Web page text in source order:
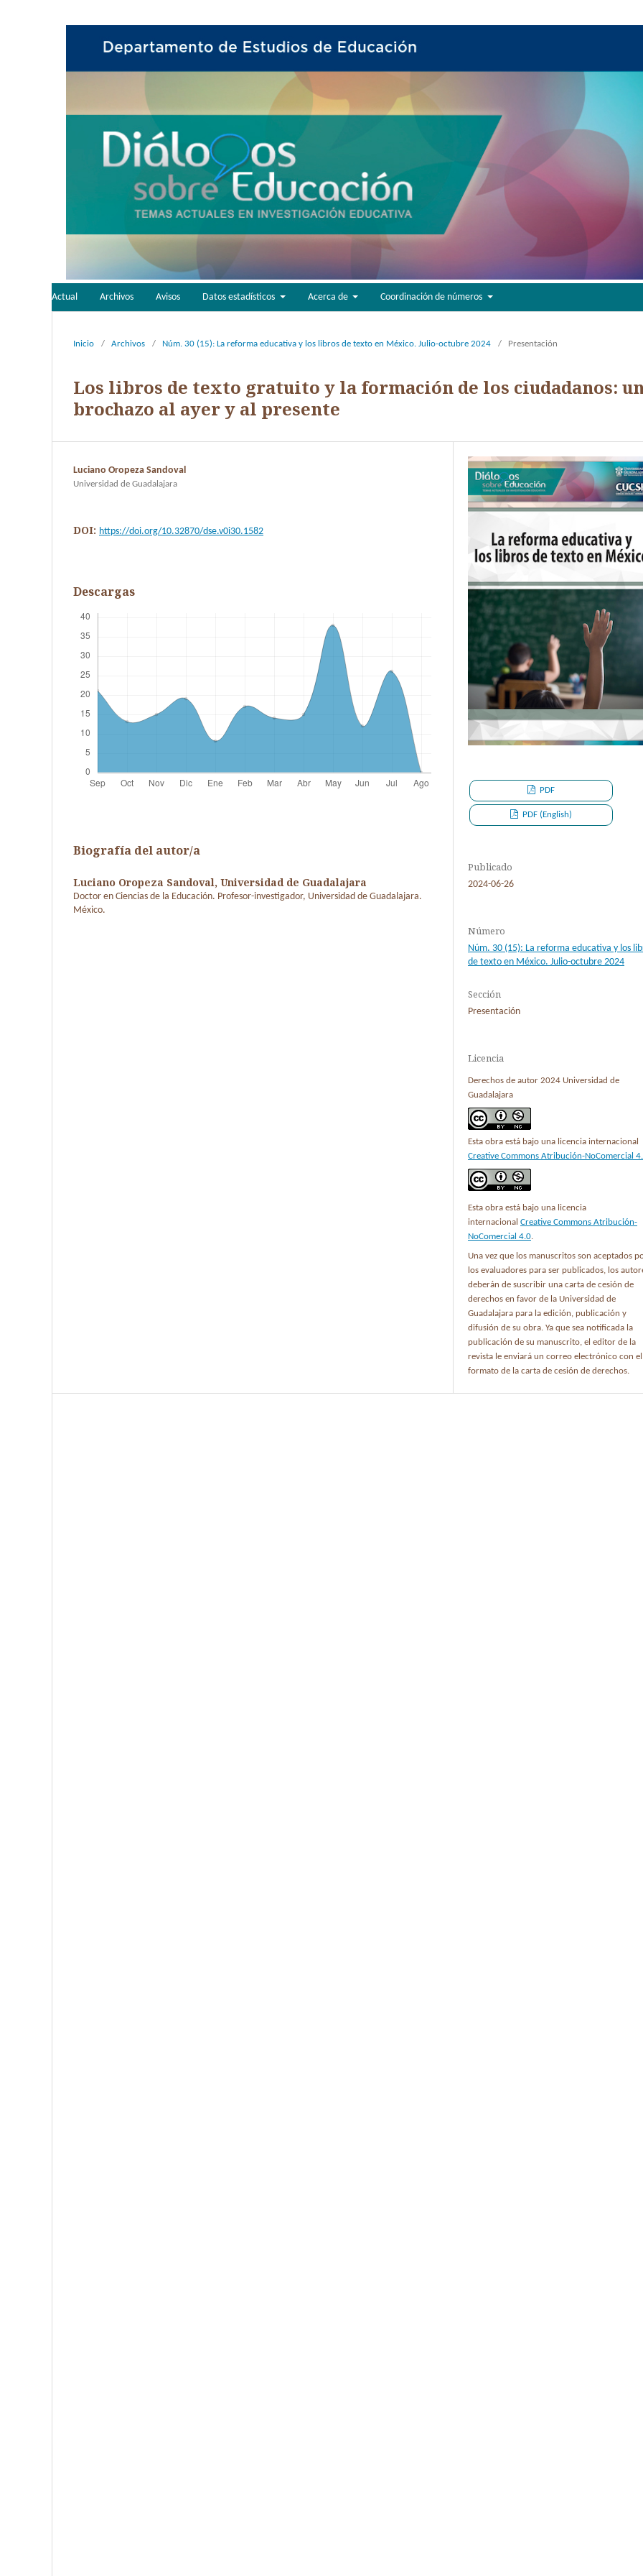
Actual Archivos Avisos Datos estadísticos Acerca de Coordinación de números
Inicio / Archivos / Núm. 30 (15): La reforma educativa y los libros de texto en México. Julio-octubre 2024 / Presentación
Los libros de texto gratuito y la formación de los ciudadanos:
brochazo al ayer y al presente
Luciano Oropeza Sandoval
Universidad de Guadalajara
DOI: https://doi.org/10.32870/dse.v0i30.1582
Descargas
Biografía del autor/a
Luciano Oropeza Sandoval, Universidad de Guadalajara
Doctor en Ciencias de la Educación. Profesor-investigador, Universidad de Guadalajara.
México.
PDF
PDF (English)
Publicado
2024-06-26
Número
Núm. 30 (15): La reforma educativa y los
de texto en México. Julio-octubre 2024
Sección
Presentación
Licencia
Derechos de autor 2024 Universidad de
Guadalajara
Esta obra está bajo una licencia internacional
Creative Commons Atribución-NoComercial
Esta obra está bajo una licencia
internacional Creative Commons Atribución-
NoComercial 4.0.
Una vez que los manuscritos son aceptados
los evaluadores para ser publicados, los
deberán de suscribir una carta de cesión de
derechos en favor de la Universidad de
Guadalajara para la edición, publicación y
difusión de su obra. Ya que sea notificada la
publicación de su manuscrito, el editor de la
revista le enviará un correo electrónico con el
formato de la carta de cesión de derechos.